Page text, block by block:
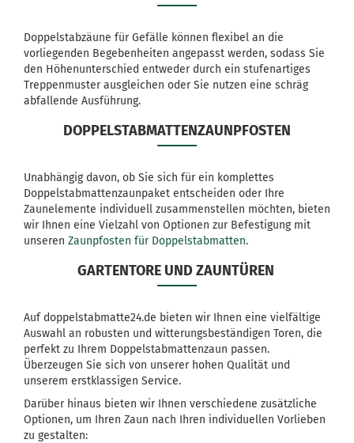
Doppelstabzäune für Gefälle können flexibel an die
vorliegenden Begebenheiten angepasst werden, sodass Sie
den Höhenunterschied entweder durch ein stufenartiges
Treppenmuster ausgleichen oder Sie nutzen eine schräg
abfallende Ausführung.
DOPPELSTABMATTENZAUNPFOSTEN
Unabhängig davon, ob Sie sich für ein komplettes
Doppelstabmattenzaunpaket entscheiden oder Ihre
Zaunelemente individuell zusammenstellen möchten, bieten
wir Ihnen eine Vielzahl von Optionen zur Befestigung mit
unseren Zaunpfosten für Doppelstabmatten.
GARTENTORE UND ZAUNTÜREN
Auf doppelstabmatte24.de bieten wir Ihnen eine vielfältige
Auswahl an robusten und witterungsbeständigen Toren, die
perfekt zu Ihrem Doppelstabmattenzaun passen.
Überzeugen Sie sich von unserer hohen Qualität und
unserem erstklassigen Service.
Darüber hinaus bieten wir Ihnen verschiedene zusätzliche
Optionen, um Ihren Zaun nach Ihren individuellen Vorlieben
zu gestalten: